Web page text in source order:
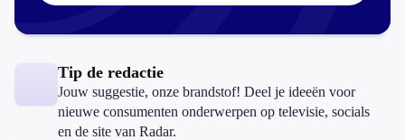
Tip de redactie
Jouw suggestie, onze brandstof! Deel je ideeën voor
nieuwe consumenten onderwerpen op televisie, socials
en de site van Radar.